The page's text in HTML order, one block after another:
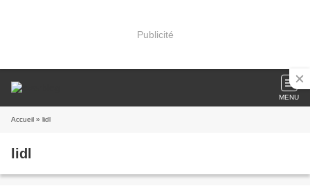
Publicité
MENU
Accueil » lidl
lidl